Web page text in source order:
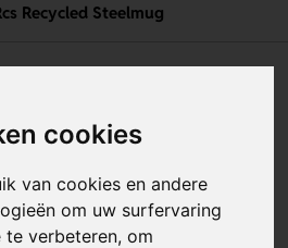
cookies
van cookies en andere
om uw surfervaring
verbeteren, om
Recycled Steelmug